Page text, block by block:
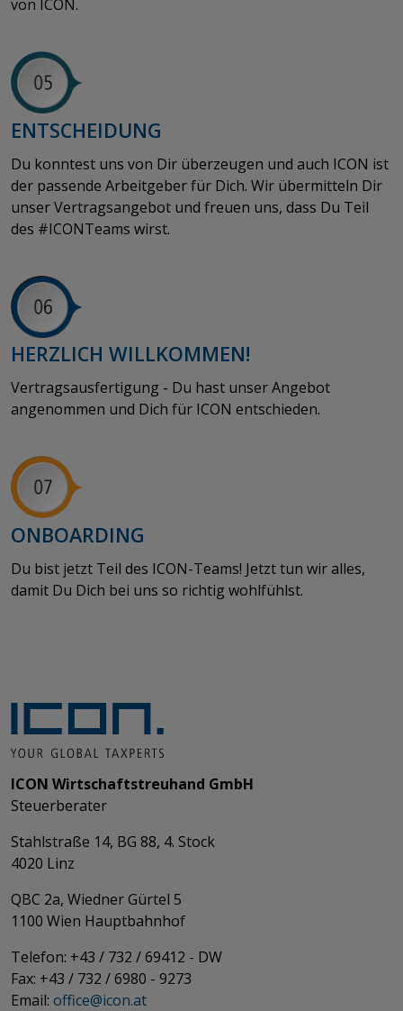
von ICON.
ENTSCHEIDUNG
Du konntest uns von Dir überzeugen und auch ICON ist
der passende Arbeitgeber für Dich. Wir übermitteln Dir
unser Vertragsangebot und freuen uns, dass Du Teil
des #ICONTeams wirst.
HERZLICH WILLKOMMEN!
Vertragsausfertigung - Du hast unser Angebot
angenommen und Dich für ICON entschieden.
ONBOARDING
Du bist jetzt Teil des ICON-Teams! Jetzt tun wir alles,
damit Du Dich bei uns so richtig wohlfühlst.
ICON Wirtschaftstreuhand GmbH
Steuerberater
Stahlstraße 14, BG 88, 4. Stock
4020 Linz
QBC 2a, Wiedner Gürtel 5
​​​​​​​1100 Wien Hauptbahnhof
Telefon: +43 / 732 / 69412 - DW
Fax: +43 / 732 / 6980 - 9273
​​​​​​​Email: office@­icon.at